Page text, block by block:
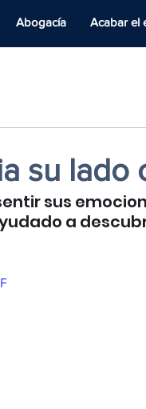
Abogacía Acabar el
su lado
sus
a